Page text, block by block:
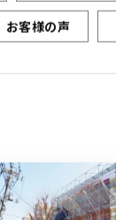
お客様の声